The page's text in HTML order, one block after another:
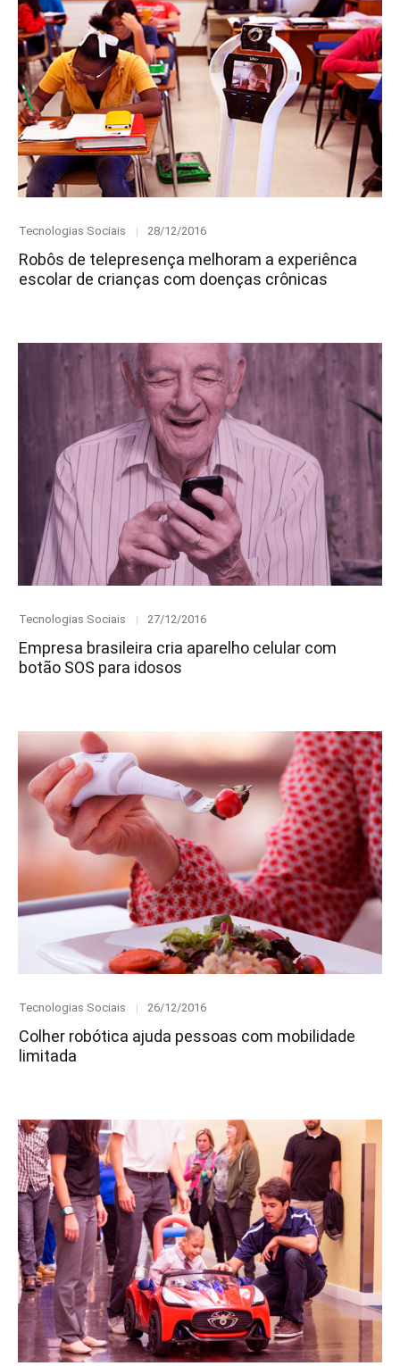
Category
Tecnologias Sociais
Posted
28/12/2016
Robôs de telepresença melhoram a experiênca
escolar de crianças com doenças crônicas
Category
Tecnologias Sociais
Posted
27/12/2016
Empresa brasileira cria aparelho celular com
botão SOS para idosos
Category
Tecnologias Sociais
Posted
26/12/2016
Colher robótica ajuda pessoas com mobilidade
limitada